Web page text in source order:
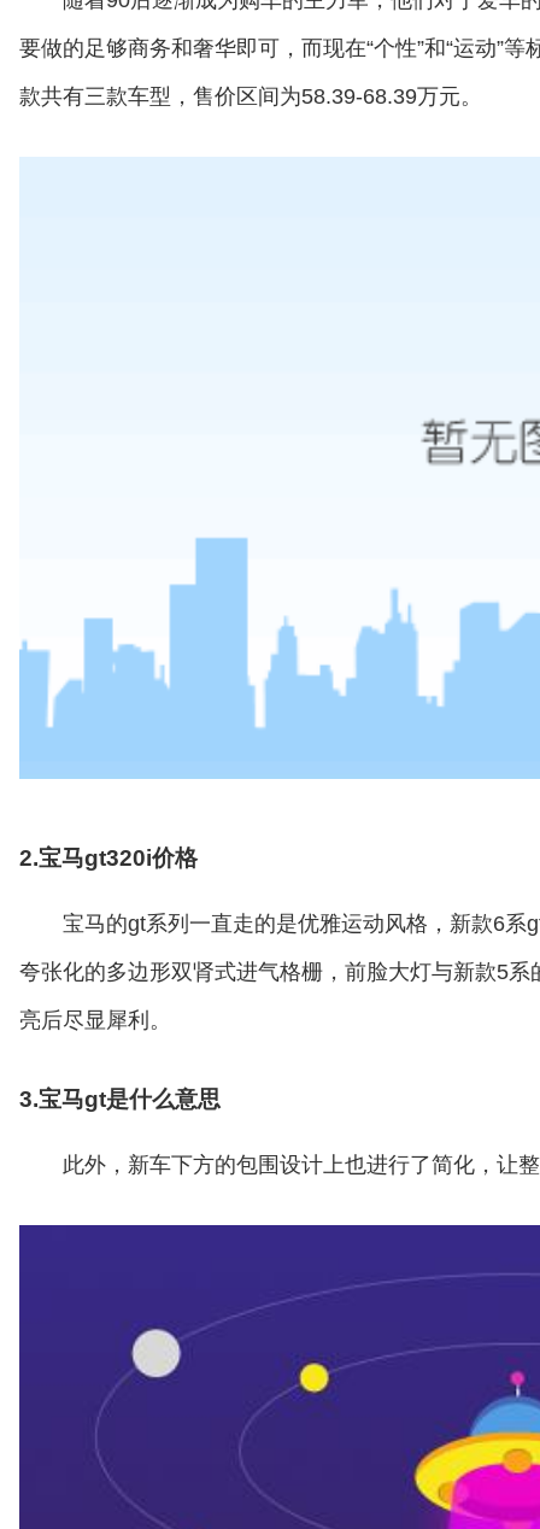
要做的足够商务和奢华即可，而现在“个性”和“运动”
款共有三款车型，售价区间为58.39-68.39万元。
2.宝马gt320i价格
宝马的gt系列一直走的是优雅运动风格，新款6
夸张化的多边形双肾式进气格栅，前脸大灯与新款5
亮后尽显犀利。
3.宝马gt是什么意思
此外，新车下方的包围设计上也进行了简化，让